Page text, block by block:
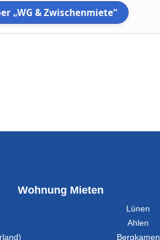
„WG & Zwischenmiete“
Wohnung Mieten
Lünen
Ahlen
Bergkamen